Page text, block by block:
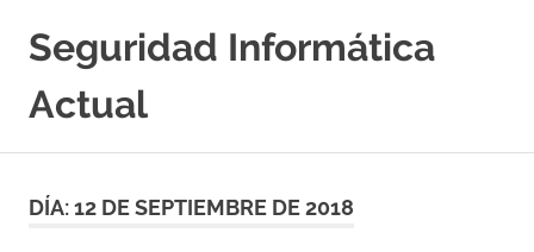
contenido
Seguridad Informática
Actual
en
Seguridad
DÍA:12 DE SEPTIEMBRE DE 2018